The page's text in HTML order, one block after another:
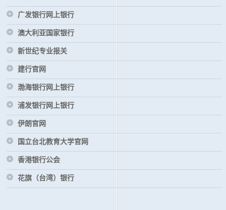
广发银行网上银行
澳大利亚国家银行
新世纪专业报关
建行官网
渤海银行网上银行
浦发银行网上银行
伊朗官网
国立台北教育大学官网
香港银行公会
花旗（台湾）银行